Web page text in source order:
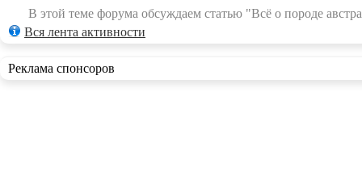
В этой теме форума обсуждаем статью "Всё о породе
Вся лента активности
Реклама спонсоров